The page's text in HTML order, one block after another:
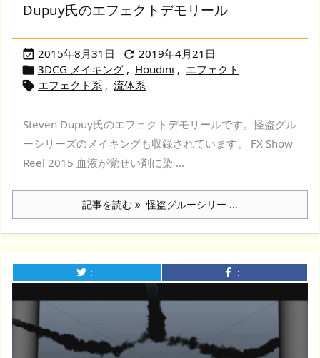
Dupuy氏のエフェクトデモリール
 2015年8月31日  2019年4月21日
 3DCG メイキング , Houdini , エフェクト
 エフェクト系 , 流体系
Steven Dupuy氏のエフェクトデモリールです。怪盗グル
ーシリーズのメイキングも収録されています。 FX Show
Reel 2015 血液が覚せい剤に染 ...
記事を読む 怪盗グルーシリー ...
： ：